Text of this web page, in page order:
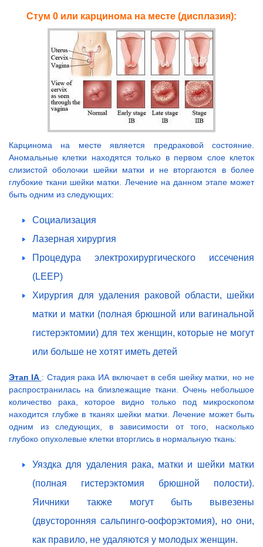
Стум 0 или карцинома на месте (дисплазия):
Карцинома на месте является предраковой состояние.
Аномальные клетки находятся только в первом слое клеток
слизистой оболочки шейки матки и не вторгаются в более
глубокие ткани шейки матки. Лечение на данном этапе может
быть одним из следующих:
Социализация
Лазерная хирургия
Процедура электрохирургического иссечения
(LEEP)
Хирургия для удаления раковой области, шейки
матки и матки (полная брюшной или вагинальной
гистерэктомии) для тех женщин, которые не могут
или больше не хотят иметь детей
Этап IA : Стадия рака ИА включает в себя шейку матки, но не
распространилась на близлежащие ткани. Очень небольшое
количество рака, которое видно только под микроскопом
находится глубже в тканях шейки матки. Лечение может быть
одним из следующих, в зависимости от того, насколько
глубоко опухолевые клетки вторглись в нормальную ткань:
Уяздка для удаления рака, матки и шейки матки
(полная гистерэктомия брюшной полости).
Яичники также могут быть вывезены
(двусторонняя сальпинго-оофорэктомия), но они,
как правило, не удаляются у молодых женщин.